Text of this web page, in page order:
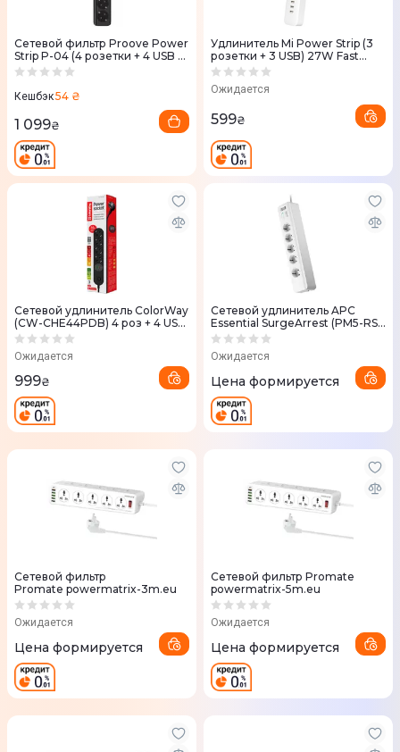
Сетевой фильтр Proove Power
Strip P-04 (4 розетки + 4 USB +
2 Type-C) 3M
Кешбэк54 ₴
1 099₴
Удлинитель Mi Power Strip (3
розетки + 3 USB) 27W Fast
Charge NRB4049CN
Ожидается
599₴
Сетевой удлинитель ColorWay
(CW-CHE44PDB) 4 роз + 4 USB
(Type-C PD20W + 3USB QC3.0)
Ожидается
999₴
Сетевой удлинитель APC
Essential SurgeArrest (PM5-RS)
5 розеток 2m белый
Ожидается
Цена формируется
Сетевой фильтр
Promate powermatrix-3m.eu
Ожидается
Цена формируется
Сетевой фильтр Promate
powermatrix-5m.eu
Ожидается
Цена формируется